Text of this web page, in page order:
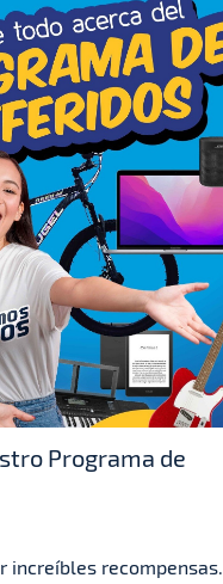
Programa de
increíbles recompensas.